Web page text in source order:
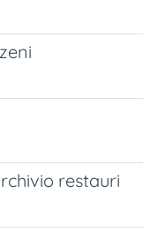
restauri